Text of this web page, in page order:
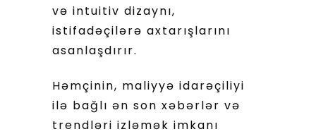
və intuitiv dizaynı,
istifadəçilərə axtarışlarını
asanlaşdırır.
Həmçinin, maliyyə idarəçiliyi
ilə bağlı ən son xəbərlər və
trendləri izləmək imkanı